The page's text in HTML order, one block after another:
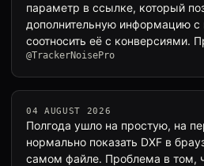
параметр в ссылке, который
дополнительную информацию с
соотносить её с конверсиями.
@TrackerNoisePro
04 AUGUST 2026
Полгода ушло на простую, на
нормально показать DXF в
самом файле. Проблема в том,